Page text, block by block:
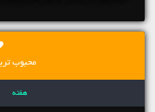
محبوب
هفته